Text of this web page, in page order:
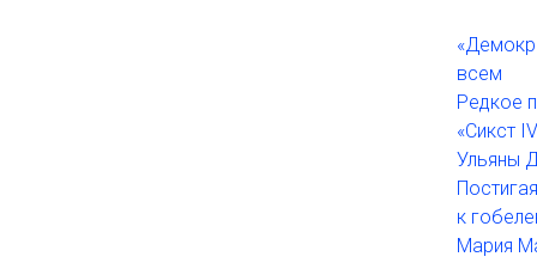
всем
Редкое
«Сикст
Ульяны
к
Мария